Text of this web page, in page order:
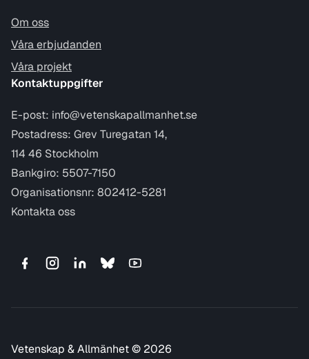
Om oss
Våra erbjudanden
Våra projekt
Kontaktuppgifter
E-post: info@vetenskapallmanhet.se
Postadress: Grev Turegatan 14,
114 46 Stockholm
Bankgiro: 5507-7150
Organisationsnr: 802412-5281
Kontakta oss
Vetenskap & Allmänhet © 2026